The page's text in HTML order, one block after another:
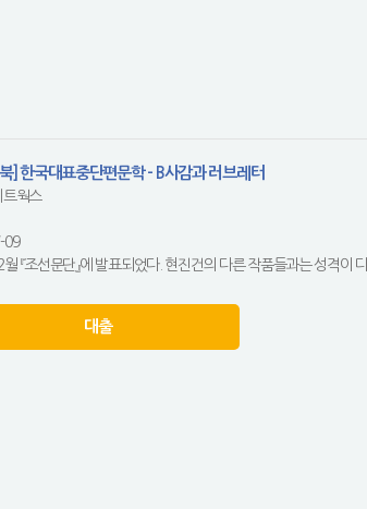
] 한국대표중단편문학 - B사감과 러브레터
트웍스
09
월 『조선문단』에 발표되었다. 현진건의 다른 작품들과는 성격
대출